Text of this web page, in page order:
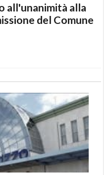
all'unanimità alla
del Comune